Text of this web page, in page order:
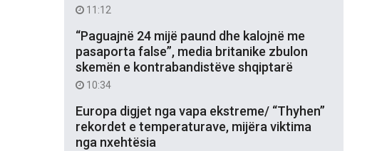
11:12
“Paguajnë 24 mijë paund dhe kalojnë me
pasaporta false”, media britanike zbulon
skemën e kontrabandistëve shqiptarë
10:34
Europa digjet nga vapa ekstreme/ “Thyhen”
rekordet e temperaturave, mijëra viktima
nga nxehtësia